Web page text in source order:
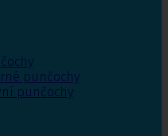
punčochy
punčochy